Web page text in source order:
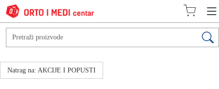
Natrag na: AKCIJE I POPUSTI